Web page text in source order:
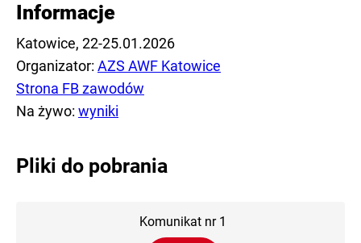
Informacje
Katowice, 22-25.01.2026
Organizator: AZS AWF Katowice
Strona FB zawodów
Na żywo: wyniki
Pliki do pobrania
Komunikat nr 1